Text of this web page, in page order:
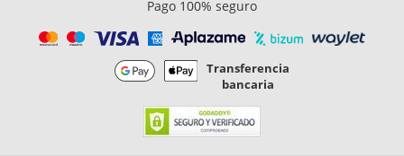
Pago 100% seguro
Transferencia
bancaria